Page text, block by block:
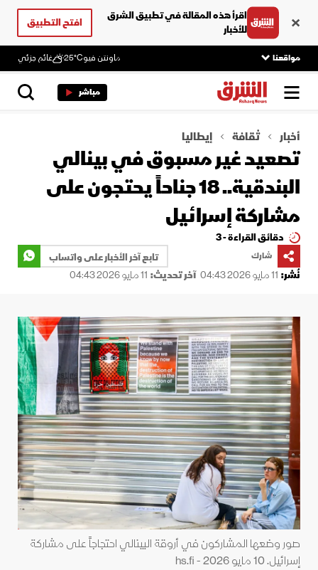
اقرأ هذه المقالة في تطبيق الشرق
للأخبار
افتح التطبيق
مواقعنا ماونتن فيو25°C غائم جزئي
مباشر
أخبار ثقافة إيطاليا
تصعيد غير مسبوق في بينالي
البندقية.. 18 جناحاً يحتجون على
مشاركة إسرائيل
دقائق القراءة - 3
شارك
تابع آخر الأخبار على واتساب
نُشر: 11 مايو 2026 04:43 آخر تحديث: 11 مايو 2026 04:43
صور وضعها المشاركون في أروقة البينالي احتجاجاً على مشاركة
إسرائيل. 10 مايو 2026 - hs.fi